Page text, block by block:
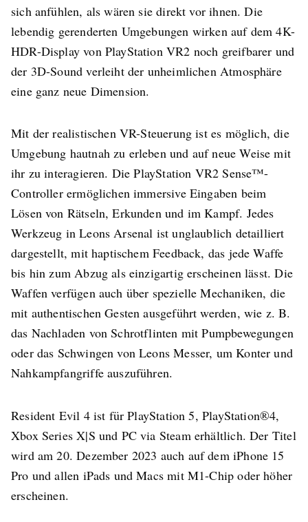
sich anfühlen, als wären sie direkt vor ihnen. Die
lebendig gerenderten Umgebungen wirken auf dem 4K-
HDR-Display von PlayStation VR2 noch greifbarer und
der 3D-Sound verleiht der unheimlichen Atmosphäre
eine ganz neue Dimension.
Mit der realistischen VR-Steuerung ist es möglich, die
Umgebung hautnah zu erleben und auf neue Weise mit
ihr zu interagieren. Die PlayStation VR2 Sense™-
Controller ermöglichen immersive Eingaben beim
Lösen von Rätseln, Erkunden und im Kampf. Jedes
Werkzeug in Leons Arsenal ist unglaublich detailliert
dargestellt, mit haptischem Feedback, das jede Waffe
bis hin zum Abzug als einzigartig erscheinen lässt. Die
Waffen verfügen auch über spezielle Mechaniken, die
mit authentischen Gesten ausgeführt werden, wie z. B.
das Nachladen von Schrotflinten mit Pumpbewegungen
oder das Schwingen von Leons Messer, um Konter und
Nahkampfangriffe auszuführen.
Resident Evil 4 ist für PlayStation 5, PlayStation®4,
Xbox Series X|S und PC via Steam erhältlich. Der Titel
wird am 20. Dezember 2023 auch auf dem iPhone 15
Pro und allen iPads und Macs mit M1-Chip oder höher
erscheinen.